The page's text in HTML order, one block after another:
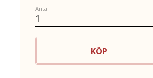
Antal
KÖP